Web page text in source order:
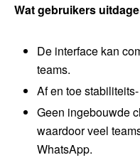
Wat gebruikers
De interface kan
teams.
Af en toe
Geen ingebouwde
waardoor veel
WhatsApp.